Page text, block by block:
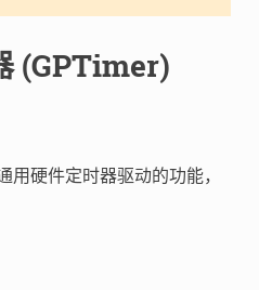
(GPTimer)
用硬件定时器驱动的功能，